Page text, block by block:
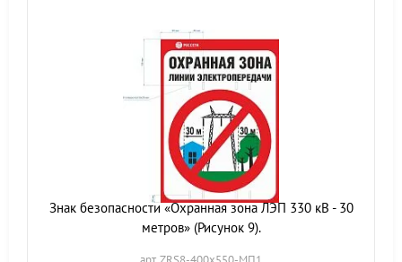
Знак безопасности «Охранная зона ЛЭП 330 кВ - 30
метров» (Рисунок 9).